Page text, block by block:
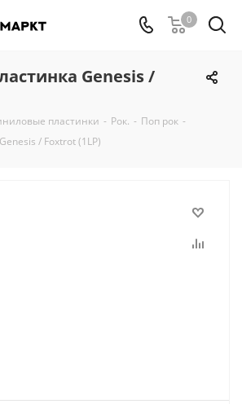
0
Genesis /
пластинки - Рок. - Поп рок -
/ Foxtrot (1LP)